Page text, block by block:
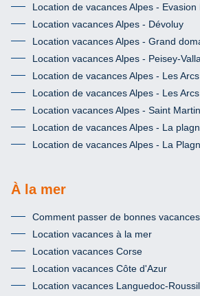
Location de vacances Alpes - Evasion
Location vacances Alpes - Dévoluy
Location vacances Alpes - Grand
Location vacances Alpes - Peisey-
Location de vacances Alpes - Les
Location de vacances Alpes - Les
Location vacances Alpes - Saint
Location de vacances Alpes - La
Location de vacances Alpes - La
À la mer
Comment passer de bonnes
Location vacances à la mer
Location vacances Corse
Location vacances Côte d'Azur
Location vacances Languedoc-